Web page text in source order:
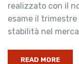
realizzato con il
esame il
stabilità nel
READ MORE